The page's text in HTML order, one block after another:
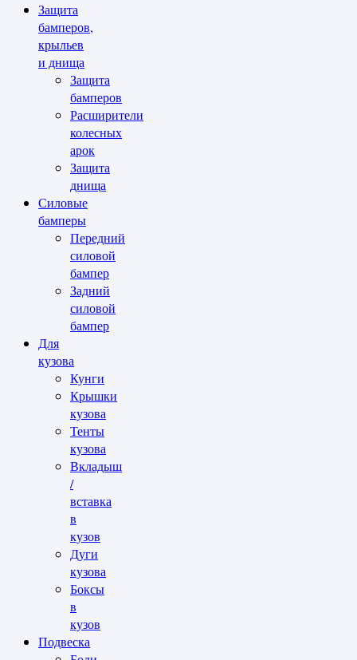
Защита
бамперов,
крыльев
и днища
Защита
бамперов
Расширители
колесных
арок
Защита
днища
Силовые
бамперы
Передний
силовой
бампер
Задний
силовой
бампер
Для
кузова
Кунги
Крышки
кузова
Тенты
кузова
Вкладыш
/
вставка
в
кузов
Дуги
кузова
Боксы
в
кузов
Подвеска